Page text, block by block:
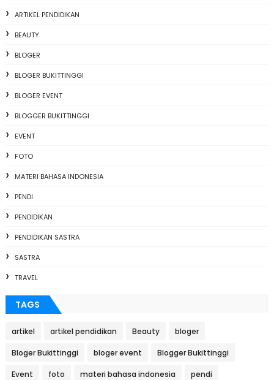
ARTIKEL PENDIDIKAN
BEAUTY
BLOGER
BLOGER BUKITTINGGI
BLOGER EVENT
BLOGGER BUKITTINGGI
EVENT
FOTO
MATERI BAHASA INDONESIA
PENDI
PENDIDIKAN
PENDIDIKAN SASTRA
SASTRA
TRAVEL
TAGS
artikel artikel pendidikan Beauty bloger
Bloger Bukittinggi bloger event Blogger Bukittinggi
Event foto materi bahasa indonesia pendi